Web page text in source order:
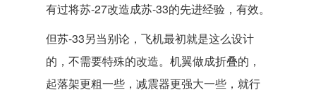
有过将苏-27改造成苏-33的先进经验，有效。
但苏-33另当别论，飞机最初就是这么设计
的，不需要特殊的改造。机翼做成折叠的，
起落架更粗一些，减震器更强大一些，就行